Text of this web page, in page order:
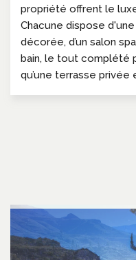
propriété offrent le
Chacune dispose
décorée, d’un salon
bain, le tout complété
qu’une terrasse